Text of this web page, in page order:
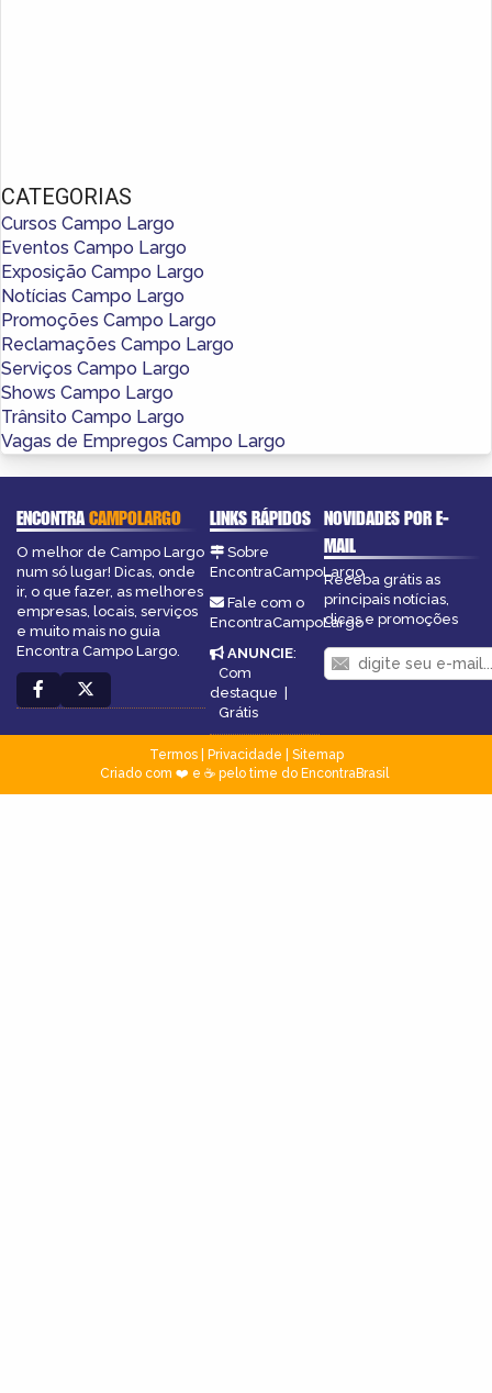
CATEGORIAS
Cursos Campo Largo
Eventos Campo Largo
Exposição Campo Largo
Notícias Campo Largo
Promoções Campo Largo
Reclamações Campo Largo
Serviços Campo Largo
Shows Campo Largo
Trânsito Campo Largo
Vagas de Empregos Campo Largo
ENCONTRACAMPOLARGO
O melhor de Campo Largo
num só lugar! Dicas, onde
ir, o que fazer, as melhores
empresas, locais, serviços
e muito mais no guia
Encontra Campo Largo.
LINKS RÁPIDOS
Sobre
EncontraCampoLargo
Fale com o
EncontraCampoLargo
ANUNCIE:
Com
destaque
Grátis
NOVIDADES POR E-
MAIL
Receba grátis as
principais notícias,
dicas e promoções
Termos| Privacidade
Sitemap
Criado com ❤️ e ☕ pelo time do EncontraBrasil